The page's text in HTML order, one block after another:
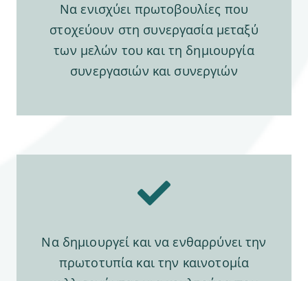
Να ενισχύει πρωτοβουλίες που
στοχεύουν στη συνεργασία μεταξύ
των μελών του και τη δημιουργία
συνεργασιών και συνεργιών
Να δημιουργεί και να ενθαρρύνει την
πρωτοτυπία και την καινοτομία